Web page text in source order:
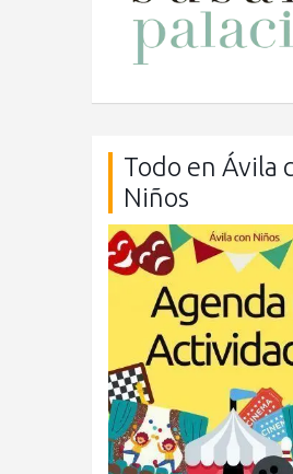
Todo en Ávila
Niños